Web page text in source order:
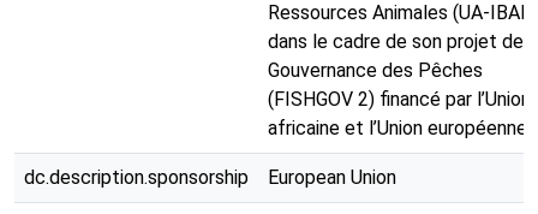
Ressources Animales (UA-IBAR)
dans le cadre de son projet de
Gouvernance des Pêches
(FISHGOV 2) financé par l’Union
africaine et l’Union européenne.
dc.description.sponsorship European Union